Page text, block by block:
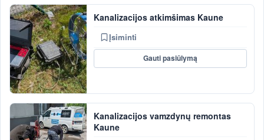
Kanalizacijos atkimšimas Kaune
Įsiminti
Gauti pasiūlymą
Kanalizacijos vamzdynų remontas
Kaune